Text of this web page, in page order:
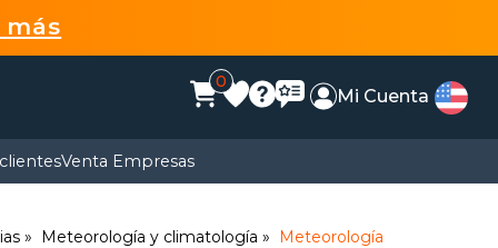
más
0
Mi Cuenta
Venta Empresas
Meteorología y climatología Meteorología